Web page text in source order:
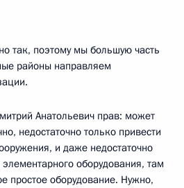
так, поэтому мы большую часть
районы направляем
Анатольевич прав: может
недостаточно только привести
и даже недостаточно
элементарного оборудования, там
простое оборудование. Нужно,